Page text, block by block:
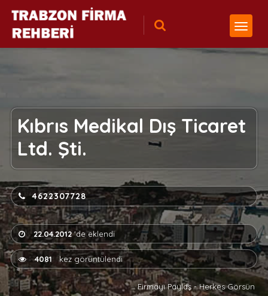
Kıbrıs Medikal Dış Ticaret
Ltd. Şti.
4622307728
22.04.2012'de eklendi
4081 kez görüntülendi
Firmayı Paylaş - Herkes Görsün